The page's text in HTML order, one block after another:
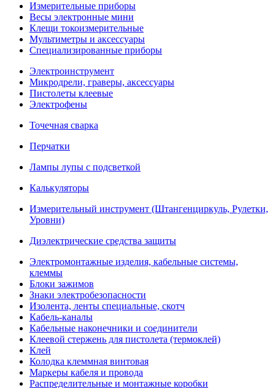
Измерительные приборы
Весы электронные мини
Клещи токоизмерительные
Мультиметры и аксессуары
Специализированные приборы
Электроинструмент
Микродрели, граверы, аксессуары
Пистолеты клеевые
Электрофены
Точечная сварка
Перчатки
Лампы лупы с подсветкой
Калькуляторы
Измерительный инструмент (Штангенциркуль, Рулетки,
Уровни)
Диэлектрические средства защиты
Электромонтажные изделия, кабельные системы,
клеммы
Блоки зажимов
Знаки электробезопасности
Изолента, ленты специальные, скотч
Кабель-каналы
Кабельные наконечники и соединители
Клеевой стержень для пистолета (термоклей)
Клей
Колодка клеммная винтовая
Маркеры кабеля и провода
Распределительные и монтажные коробки